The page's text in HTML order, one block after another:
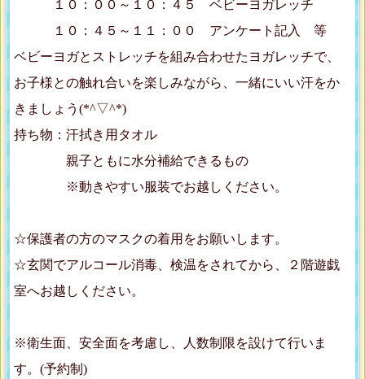
１０：００～１０：４５ ベビーヨガレッチ
１０：４５～１１：００ アンケート記入 等
ベビーヨガとストレッチを組み合わせたヨガレッチで、
お子様との触れ合いを楽しみながら、一緒にいい汗をか
きましょう(*^▽^*)
持ち物：汗拭き用タオル
親子ともに水分補給できるもの
※動きやすい服装でお越しください。
☆保護者の方のマスクの着用をお願いします。
☆玄関でアルコール消毒、検温をされてから、２階遊戯
室へお越しください。
※衛生面、安全面を考慮し、人数制限を設けて行いま
す。(予約制)